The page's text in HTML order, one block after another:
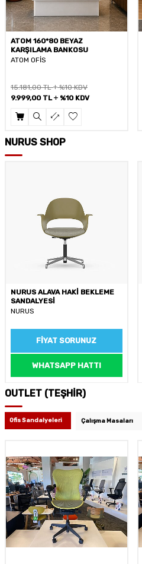
ATOM 160*80 BEYAZ
KARŞILAMA BANKOSU
ATOM OFİS
15.181,00TL %10 KDV
9.999,00TL %10 KDV
NURUS SHOP
NURUS ALAVA SİYAH BEKLEME
SANDALYESİ
NURUS
FIYAT SORUNUZ
WHATSAPP HATTI
OUTLET (TEŞHİR)
Ofis Sandalyeleri Çalışma Masaları